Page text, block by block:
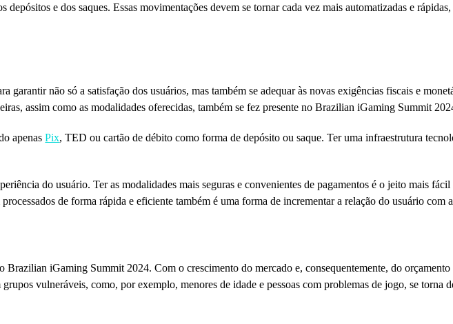
e dos saques. Essas movimentações devem se tornar cada vez mais automatizadas e
garantir não só a satisfação dos usuários, mas também se adequar às novas exigências fiscais e
assim como as modalidades oferecidas, também se fez presente no Brazilian iGaming Summit
apenasPix, TED ou cartão de débito como forma de depósito ou saque. Ter uma infraestrutura
do usuário. Ter as modalidades mais seguras e convenientes de pagamentos é o jeito mais
de forma rápida e eficiente também é uma forma de incrementar a relação do usuário com
iGaming Summit 2024. Com o crescimento do mercado e, consequentemente, do
vulneráveis, como, por exemplo, menores de idade e pessoas com problemas de jogo, se torna